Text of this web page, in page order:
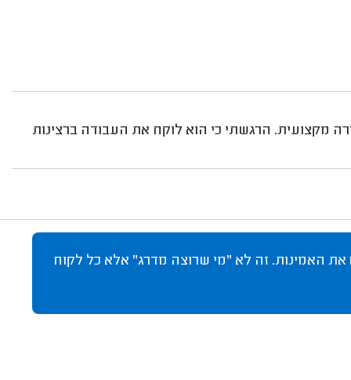
מקצועית. הרגשתי כי הוא לוקח את העבודה ברצינות
את האמינות. זה לא "מי שרוצה מדרג" אלא כל לקוח